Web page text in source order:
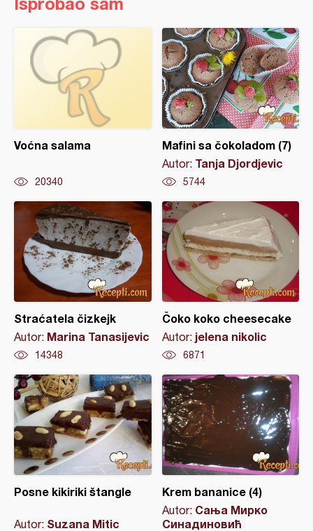
Voćna salama
20340
Mafini sa čokoladom (7)
Autor: Tanja Djordjevic
5744
Straćatela čizkejk
Autor: Marina Tanasijevic
14348
Čoko koko cheesecake
Autor: jelena nikolic
6871
Posne kikiriki štangle
Autor: Suzana Mitic
Krem bananice (4)
Autor: Сања Мирко
Синадиновић